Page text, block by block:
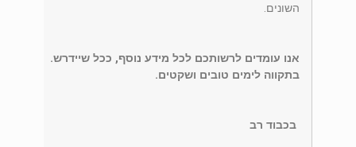
השונים.
אנו עומדים לרשותכם לכל מידע נוסף, ככל שיידרש.
בתקווה לימים טובים ושקטים.
בכבוד רב